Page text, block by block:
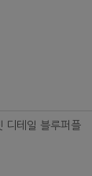
디테일 블루퍼플